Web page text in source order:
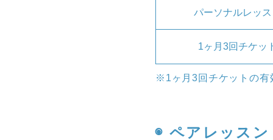
パーソナルレッ
1ヶ月3回チケッ
※1ヶ月3回チケットの有
◉ ペアレッスン